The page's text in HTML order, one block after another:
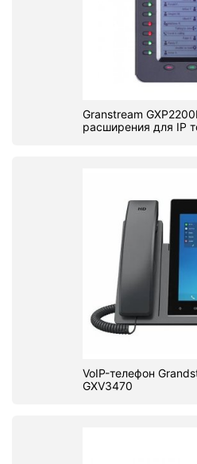
Granstream
расширения для IP
VoIP-телефон
GXV3470